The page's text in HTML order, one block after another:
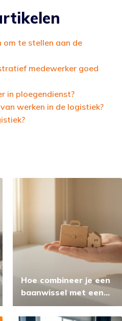
te stellen aan de
medewerker goed
in ploegendienst?
werken in de logistiek?
Hoe combineer je een
baanwissel met een
gezin?